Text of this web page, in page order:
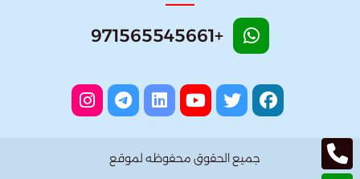
+971565545661
جميع الحقوق محفوظه لموقع